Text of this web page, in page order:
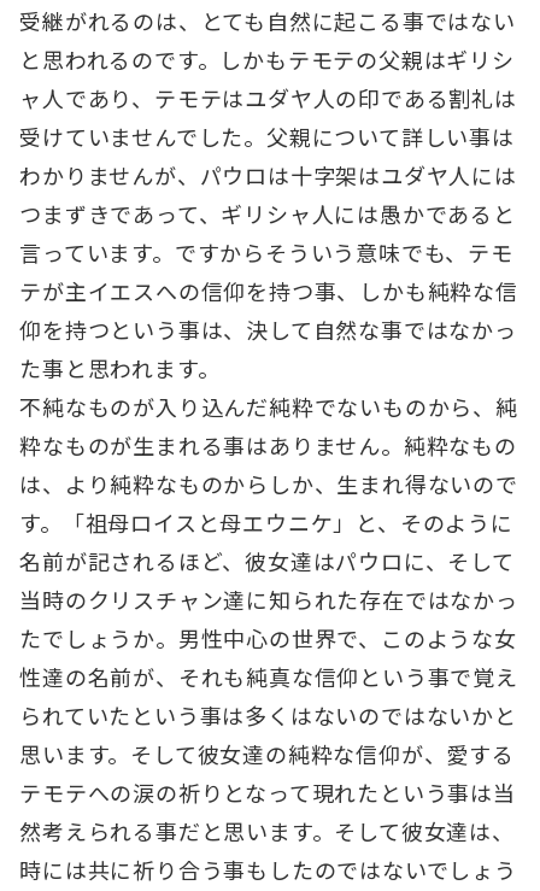
受継がれるのは、とても自然に起こる事ではない
と思われるのです。しかもテモテの父親はギリシ
ャ人であり、テモテはユダヤ人の印である割礼は
受けていませんでした。父親について詳しい事は
わかりませんが、パウロは十字架はユダヤ人には
つまずきであって、ギリシャ人には愚かであると
言っています。ですからそういう意味でも、テモ
テが主イエスへの信仰を持つ事、しかも純粋な信
仰を持つという事は、決して自然な事ではなかっ
た事と思われます。
不純なものが入り込んだ純粋でないものから、純
粋なものが生まれる事はありません。純粋なもの
は、より純粋なものからしか、生まれ得ないので
す。「祖母ロイスと母エウニケ」と、そのように
名前が記されるほど、彼女達はパウロに、そして
当時のクリスチャン達に知られた存在ではなかっ
たでしょうか。男性中心の世界で、このような女
性達の名前が、それも純真な信仰という事で覚え
られていたという事は多くはないのではないかと
思います。そして彼女達の純粋な信仰が、愛する
テモテへの涙の祈りとなって現れたという事は当
然考えられる事だと思います。そして彼女達は、
時には共に祈り合う事もしたのではないでしょう